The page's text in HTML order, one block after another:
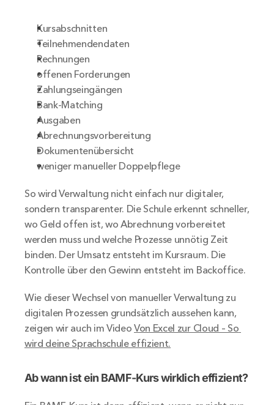
Kursabschnitten
Teilnehmendendaten
Rechnungen
offenen Forderungen
Zahlungseingängen
Bank-Matching
Ausgaben
Abrechnungsvorbereitung
Dokumentenübersicht
weniger manueller Doppelpflege
So wird Verwaltung nicht einfach nur digitaler,
sondern transparenter. Die Schule erkennt schneller,
wo Geld offen ist, wo Abrechnung vorbereitet
werden muss und welche Prozesse unnötig Zeit
binden. Der Umsatz entsteht im Kursraum. Die
Kontrolle über den Gewinn entsteht im Backoffice.
Wie dieser Wechsel von manueller Verwaltung zu
digitalen Prozessen grundsätzlich aussehen kann,
zeigen wir auch im Video Von Excel zur Cloud – So
wird deine Sprachschule effizient.
Ab wann ist ein BAMF-Kurs wirklich effizient?